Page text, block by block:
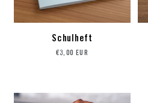
Schulheft
Preis
€3,00 EUR